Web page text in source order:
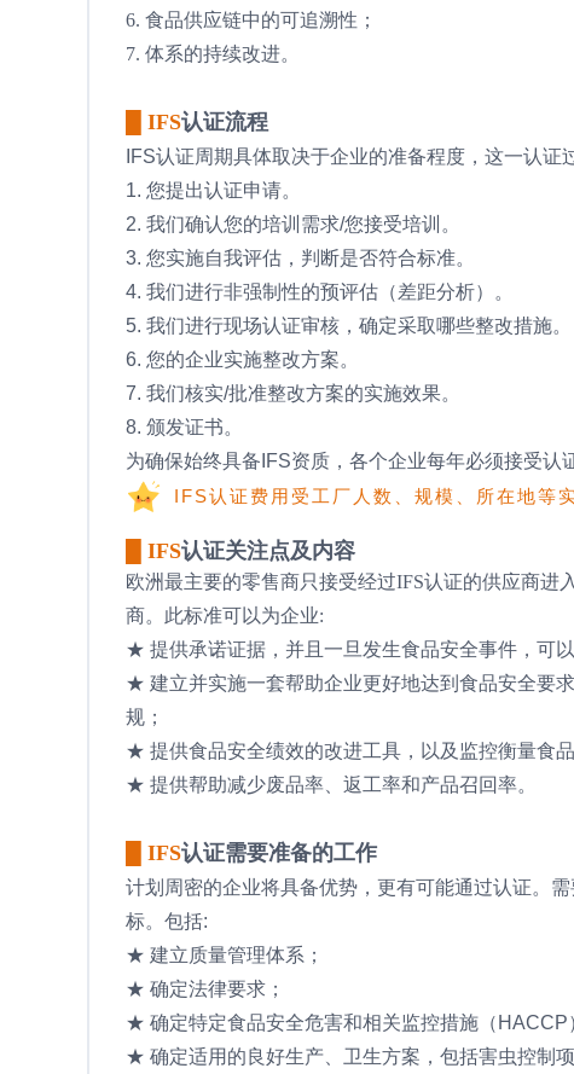
6. 食品供应链中的可追溯性；
7. 体系的持续改进。
█ IFS认证流程
IFS认证周期具体取决于企业的准备程度，这一认证
1. 您提出认证申请。
2. 我们确认您的培训需求/您接受培训。
3. 您实施自我评估，判断是否符合标准。
4. 我们进行非强制性的预评估（差距分析）。
5. 我们进行现场认证审核，确定采取哪些整改措施。
6. 您的企业实施整改方案。
7. 我们核实/批准整改方案的实施效果。
8. 颁发证书。
为确保始终具备IFS资质，各个企业每年必须接受认
IFS认证费用受工厂人数、规模、所在地等
█ IFS认证关注点及内容
欧洲最主要的零售商只接受经过IFS认证的供应商进
商。此标准可以为企业:
★ 提供承诺证据，并且一旦发生食品安全事件，可
★ 建立并实施一套帮助企业更好地达到食品安全要
规；
★ 提供食品安全绩效的改进工具，以及监控衡量食
★ 提供帮助减少废品率、返工率和产品召回率。
█ IFS认证需要准备的工作
计划周密的企业将具备优势，更有可能通过认证。
标。包括:
★ 建立质量管理体系；
★ 确定法律要求；
★ 确定特定食品安全危害和相关监控措施（HACCP
★ 确定适用的良好生产、卫生方案，包括害虫控制